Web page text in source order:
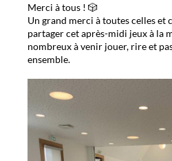
Merci à tous ! 🎲
Un grand merci à toutes celles et
partager cet après-midi jeux à la
nombreux à venir jouer, rire et
ensemble.